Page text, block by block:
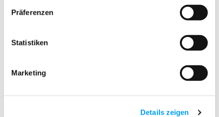
Präferenzen
Statistiken
Marketing
Details zeigen